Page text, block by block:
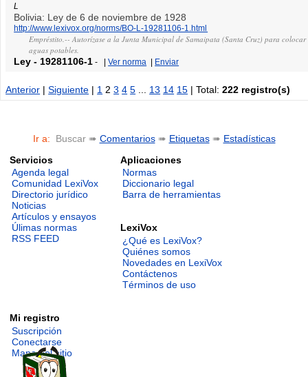
L
Bolivia: Ley de 6 de noviembre de 1928
http://www.lexivox.org/norms/BO-L-19281106-1.html
Empréstito.-- Autorízase a la Junta Municipal de Samaipata (Santa Cruz) para
aguas potables.
Ley - 19281106-1 - |Ver norma | Enviar
Anterior |Siguiente | 1 23 4 5 13 14 15 | Total:222 registro(s)
Ir a: Buscar ➠ Comentarios➠ Etiquetas➠ Estadísticas
Servicios
Agenda legal
Comunidad LexiVox
Directorio jurídico
Noticias
Artículos y ensayos
Úlimas normas
RSS FEED
Aplicaciones
Normas
Diccionario legal
Barra de herramientas
LexiVox
¿Qué es LexiVox?
Quiénes somos
Novedades en LexiVox
Contáctenos
Términos de uso
Mi registro
Suscripción
Conectarse
Mapa del sitio